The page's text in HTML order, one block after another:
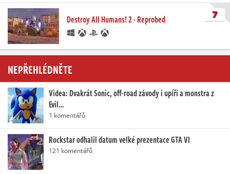
Destroy All Humans! 2 - Reprobed 7
NEPŘEHLÉDNĚTE
Videa: Dvakrát Sonic, off-road závody i upíři a monstra z
Evil…
1 komentářů
Rockstar odhalil datum velké prezentace GTA VI
121 komentářů